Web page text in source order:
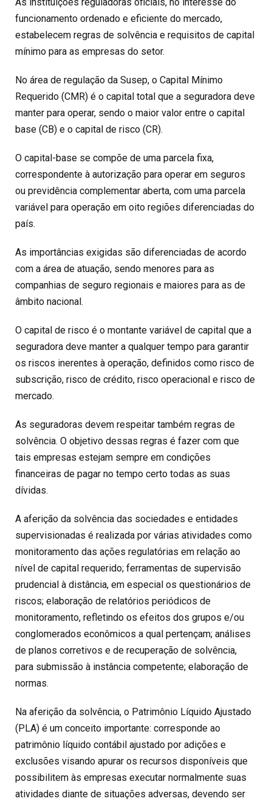
funcionamento ordenado e eficiente do mercado,
estabelecem regras de solvência e requisitos de capital
mínimo para as empresas do setor.
No área de regulação da Susep, o Capital Mínimo
Requerido (CMR) é o capital total que a seguradora deve
manter para operar, sendo o maior valor entre o capital
base (CB) e o capital de risco (CR).
O capital-base se compõe de uma parcela fixa,
correspondente à autorização para operar em seguros
ou previdência complementar aberta, com uma parcela
variável para operação em oito regiões diferenciadas do
país.
As importâncias exigidas são diferenciadas de acordo
com a área de atuação, sendo menores para as
companhias de seguro regionais e maiores para as de
âmbito nacional.
O capital de risco é o montante variável de capital que a
seguradora deve manter a qualquer tempo para garantir
os riscos inerentes à operação, definidos como risco de
subscrição, risco de crédito, risco operacional e risco de
mercado.
As seguradoras devem respeitar também regras de
solvência. O objetivo dessas regras é fazer com que
tais empresas estejam sempre em condições
financeiras de pagar no tempo certo todas as suas
dívidas.
A aferição da solvência das sociedades e entidades
supervisionadas é realizada por várias atividades como
monitoramento das ações regulatórias em relação ao
nível de capital requerido; ferramentas de supervisão
prudencial à distância, em especial os questionários de
riscos; elaboração de relatórios periódicos de
monitoramento, refletindo os efeitos dos grupos e/ou
conglomerados econômicos a qual pertençam; análises
de planos corretivos e de recuperação de solvência,
para submissão à instância competente; elaboração de
normas.
Na aferição da solvência, o Patrimônio Líquido Ajustado
(PLA) é um conceito importante: corresponde ao
patrimônio líquido contábil ajustado por adições e
exclusões visando apurar os recursos disponíveis que
possibilitem às empresas executar normalmente suas
atividades diante de situações adversas, devendo ser